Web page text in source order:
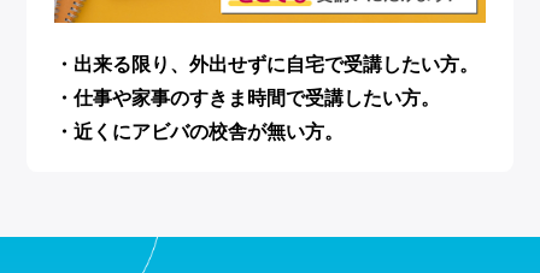
・出来る限り、外出せずに自宅で受講したい方。
・仕事や家事のすきま時間で受講したい方。
・近くにアビバの校舎が無い方。